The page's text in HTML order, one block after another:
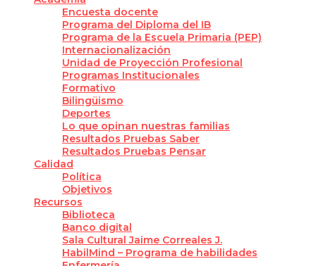
Encuesta docente
Programa del Diploma del IB
Programa de la Escuela Primaria (PEP)
Internacionalización
Unidad de Proyección Profesional
Programas Institucionales
Formativo
Bilingüismo
Deportes
Lo que opinan nuestras familias
Resultados Pruebas Saber
Resultados Pruebas Pensar
Calidad
Política
Objetivos
Recursos
Biblioteca
Banco digital
Sala Cultural Jaime Correales J.
HabilMind – Programa de habilidades